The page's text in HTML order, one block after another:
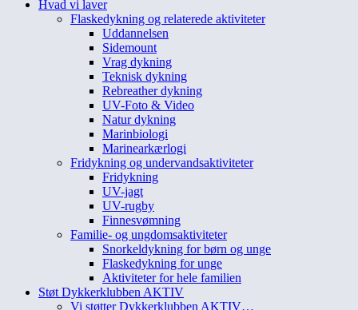
Hvad vi laver
Flaskedykning og relaterede aktiviteter
Uddannelsen
Sidemount
Vrag dykning
Teknisk dykning
Rebreather dykning
UV-Foto & Video
Natur dykning
Marinbiologi
Marinearkærlogi
Fridykning og undervandsaktiviteter
Fridykning
UV-jagt
UV-rugby
Finnesvømning
Familie- og ungdomsaktiviteter
Snorkeldykning for børn og unge
Flaskedykning for unge
Aktiviteter for hele familien
Støt Dykkerklubben AKTIV
Vi støtter Dykkerklubben AKTIV…